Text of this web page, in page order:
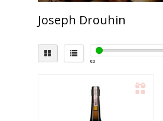
Joseph Drouhin
€0